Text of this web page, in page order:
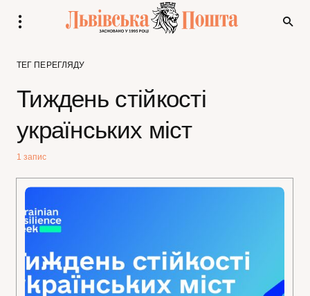
ТЕГ ПЕРЕГЛЯДУ
Тиждень стійкості
українських міст
1 запис